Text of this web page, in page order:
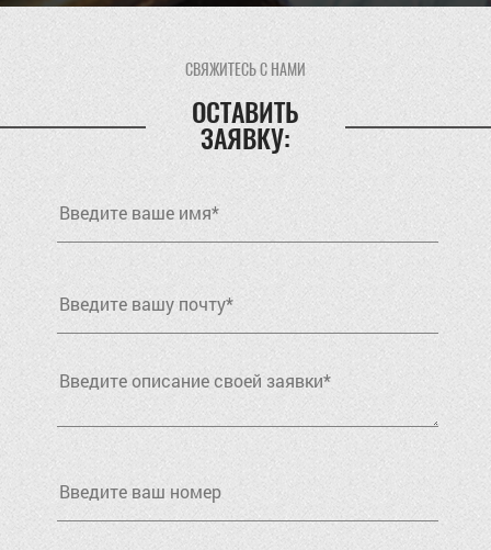
СВЯЖИТЕСЬ С НАМИ
ОСТАВИТЬ
ЗАЯВКУ: